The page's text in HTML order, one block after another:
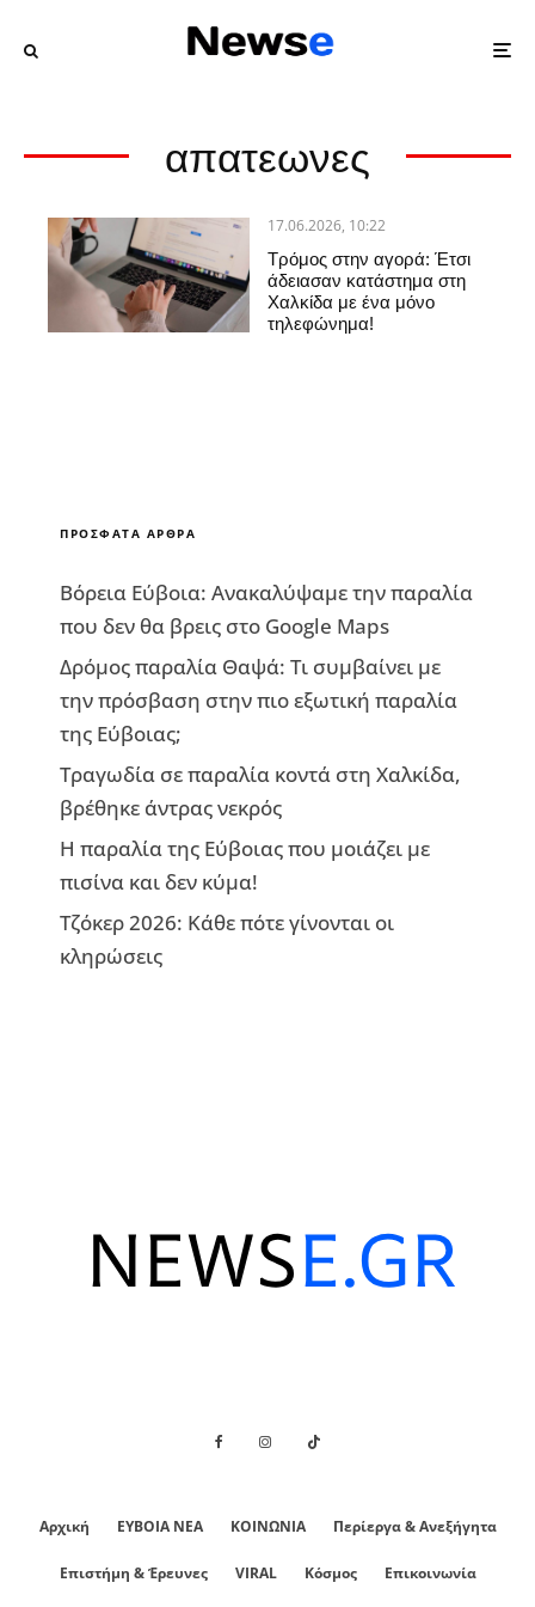
απατεωνες
17.06.2026, 10:22
Τρόμος στην αγορά: Έτσι
άδειασαν κατάστημα στη
Χαλκίδα με ένα μόνο
τηλεφώνημα!
ΠΡΌΣΦΑΤΑ ΆΡΘΡΑ
Βόρεια Εύβοια: Ανακαλύψαμε την παραλία
που δεν θα βρεις στο Google Maps
Δρόμος παραλία Θαψά: Τι συμβαίνει με
την πρόσβαση στην πιο εξωτική παραλία
της Εύβοιας;
Τραγωδία σε παραλία κοντά στη Χαλκίδα,
βρέθηκε άντρας νεκρός
Η παραλία της Εύβοιας που μοιάζει με
πισίνα και δεν κύμα!
Τζόκερ 2026: Κάθε πότε γίνονται οι
κληρώσεις
Αρχική ΕΥΒΟΙΑ ΝΕΑ ΚΟΙΝΩΝΙΑ Περίεργα & Ανεξήγητα
Επιστήμη & Έρευνες VIRAL Κόσμος Επικοινωνία